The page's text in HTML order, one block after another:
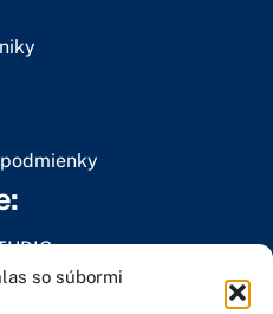
so súbormi